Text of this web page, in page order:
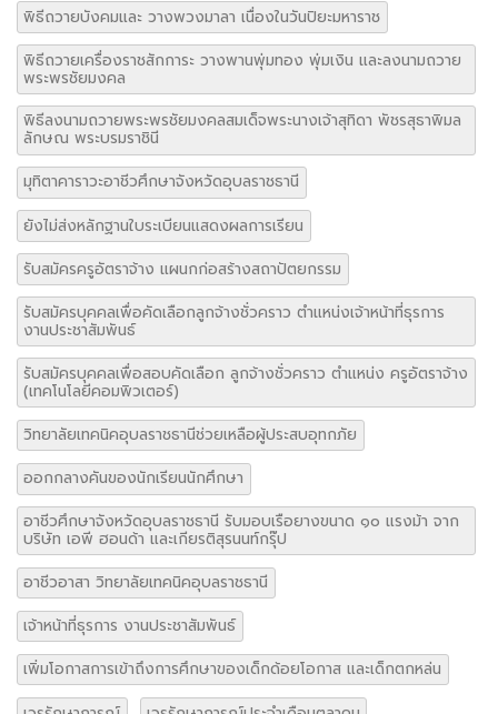
พิธีถวายบังคมและ วางพวงมาลา เนื่องในวันปิยะมหาราช
พิธีถวายเครื่องราชสักการะ วางพานพุ่มทอง พุ่มเงิน และลงนามถวาย
พระพรชัยมงคล
พิธีลงนามถวายพระพรชัยมงคลสมเด็จพระนางเจ้าสุทิดา พัชรสุธาพิมล
ลักษณ พระบรมราชินี
มุทิตาคาราวะอาชีวศึกษาจังหวัดอุบลราชธานี
ยังไม่ส่งหลักฐานใบระเบียนแสดงผลการเรียน
รับสมัครครูอัตราจ้าง แผนกก่อสร้างสถาปัตยกรรม
รับสมัครบุคคลเพื่อคัดเลือกลูกจ้างชั่วคราว ตำแหน่งเจ้าหน้าที่ธุรการ
งานประชาสัมพันธ์
รับสมัครบุคคลเพื่อสอบคัดเลือก ลูกจ้างชั่วคราว ตำแหน่ง ครูอัตราจ้าง
(เทคโนโลยีคอมพิวเตอร์)
วิทยาลัยเทคนิคอุบลราชธานีช่วยเหลือผู้ประสบอุทกภัย
ออกกลางคันของนักเรียนนักศึกษา
อาชีวศึกษาจังหวัดอุบลราชธานี รับมอบเรือยางขนาด ๑๐ แรงม้า จาก
บริษัท เอพี ฮอนด้า และเกียรติสุรนนท์กรุ๊ป
อาชีวอาสา วิทยาลัยเทคนิคอุบลราชธานี
เจ้าหน้าที่ธุรการ งานประชาสัมพันธ์
เพิ่มโอกาสการเข้าถึงการศึกษาของเด็กด้อยโอกาส และเด็กตกหล่น